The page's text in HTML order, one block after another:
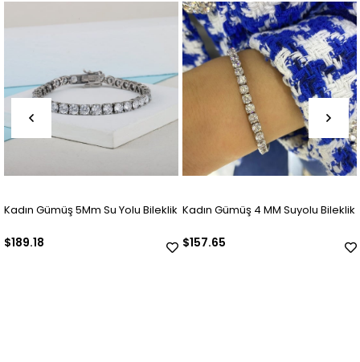
Kadın Gümüş 5Mm Su Yolu Bileklik
$189.18
Kadın Gümüş 4 MM Suyolu Bileklik
$157.65